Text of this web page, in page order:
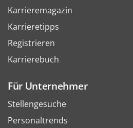
Karrieremagazin
Karrieretipps
Registrieren
Karrierebuch
Für Unternehmer
Stellengesuche
Personaltrends